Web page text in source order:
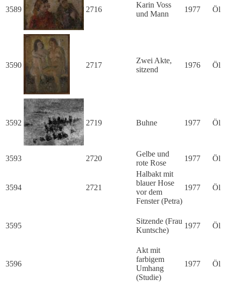
3589 2716
Karin Voss
und Mann
1977 Öl
3590 2717
Zwei Akte,
sitzend
1976 Öl
3592 2719 Buhne 1977 Öl
3593 2720
Gelbe und
rote Rose
1977 Öl
3594 2721
Halbakt mit
blauer Hose
vor dem
Fenster (Petra)
1977 Öl
3595
Sitzende (Frau
Kuntsche)
1977 Öl
3596
Akt mit
farbigem
Umhang
(Studie)
1977 Öl